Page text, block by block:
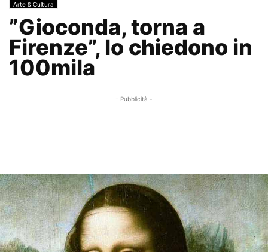
Arte & Cultura
”Gioconda, torna a
Firenze”, lo chiedono in
100mila
- Pubblicità -